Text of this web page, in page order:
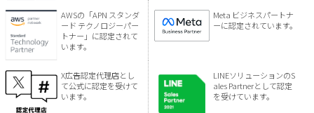
AWSの「APN スタンダ
ード テクノロジーパー
トナー」に認定されて
います。
Meta ビジネスパートナ
ーに認定されています。
X広告認定代理店とし
て公式に認定を受けて
います。
LINEソリューションのS
ales Partnerとして認定
を受けています。